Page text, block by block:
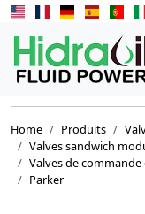
Home Produits
Valves sandwich
Valves de
Parker